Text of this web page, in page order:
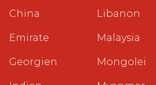
China
Emirate
Georgien
Libanon
Malaysia
Mongolei